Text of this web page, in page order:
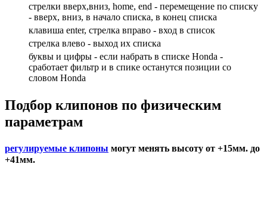
стрелки вверх,вниз, home, end - перемещение по списку
- вверх, вниз, в начало списка, в конец списка
клавиша enter, стрелка вправо - вход в список
cтрелка влево - выход их списка
буквы и цифры - если набрать в списке Honda -
сработает фильтр и в спике останутся позиции со
словом Honda
Подбор клипонов по физическим
параметрам
регулируемые клипоны могут менять высоту от +15мм. до
+41мм.